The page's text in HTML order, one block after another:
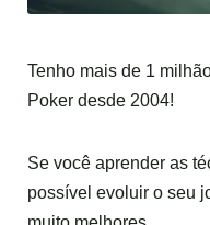
Tenho mais de 1
Poker desde 2004!
Se você aprender as
possível evoluir o seu